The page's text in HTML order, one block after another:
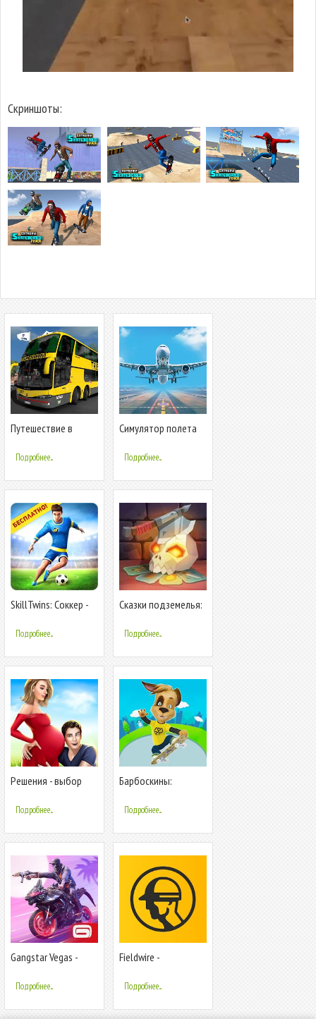
Скриншоты:
Путешествие в
Подробнее...
Симулятор полета
Подробнее...
SkillTwins: Соккер -
мастерством в игре
Подробнее...
Сказки подземелья:
ролевой игре
Подробнее...
Решения - выбор
захватывающей
игре 2020
Подробнее...
Барбоскины:
Подробнее...
Gangstar Vegas -
Подробнее...
Fieldwire -
Подробнее...